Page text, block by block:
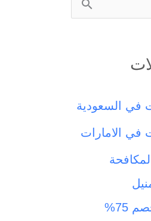
في السعودية
في الامارات
لمكافحة